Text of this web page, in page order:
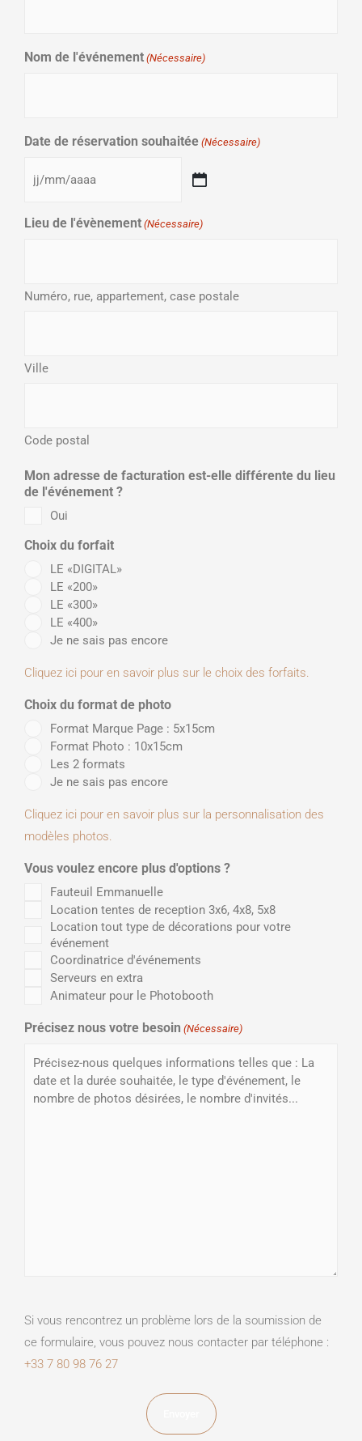
Nom de l'événement (Nécessaire)
Date de réservation souhaitée (Nécessaire)
Lieu de l'évènement (Nécessaire)
Numéro, rue, appartement, case postale
Ville
Code postal
Mon adresse de facturation est-elle différente du lieu
de l'événement ?
Oui
Choix du forfait
LE «DIGITAL»
LE «200»
LE «300»
LE «400»
Je ne sais pas encore
Cliquez ici pour en savoir plus sur le choix des forfaits.
Choix du format de photo
Format Marque Page : 5x15cm
Format Photo : 10x15cm
Les 2 formats
Je ne sais pas encore
Cliquez ici pour en savoir plus sur la personnalisation des
modèles photos.
Vous voulez encore plus d'options ?
Fauteuil Emmanuelle
Location tentes de reception 3x6, 4x8, 5x8
Location tout type de décorations pour votre
événement
Coordinatrice d'événements
Serveurs en extra
Animateur pour le Photobooth
Précisez nous votre besoin (Nécessaire)
Si vous rencontrez un problème lors de la soumission de
ce formulaire, vous pouvez nous contacter par téléphone :
+33 7 80 98 76 27